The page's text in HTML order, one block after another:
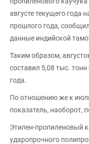
августе текущего года
прошлого года, сообщил
данные индийской
Таким образом,
составил 5,08 тыс.
года.
По отношению же к
показатель, наоборот,
Этилен-пропиленовый
ударопрочного